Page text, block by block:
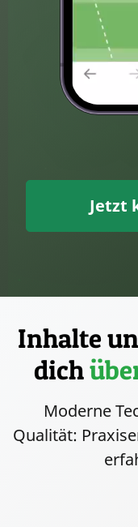
Jetzt
Inhalte
dich
Moderne
Qualität: